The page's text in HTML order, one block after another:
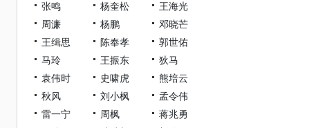
张鸣
杨奎松
王海光
周濂
杨鹏
邓晓芒
王缉思
陈奉孝
郭世佑
马玲
王振东
狄马
袁伟时
史啸虎
熊培云
秋风
刘小枫
孟令伟
雷一宁
周枫
蒋兆勇